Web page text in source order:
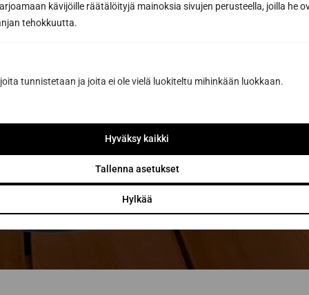
kävijöille räätälöityjä mainoksia sivujen perusteella, joilla he
tehokkuutta.
tunnistetaan ja joita ei ole vielä luokiteltu mihinkään luokkaan.
Hylkää
Tallenna asetukset
Hyväksy kaikki
Pyydä tarjous